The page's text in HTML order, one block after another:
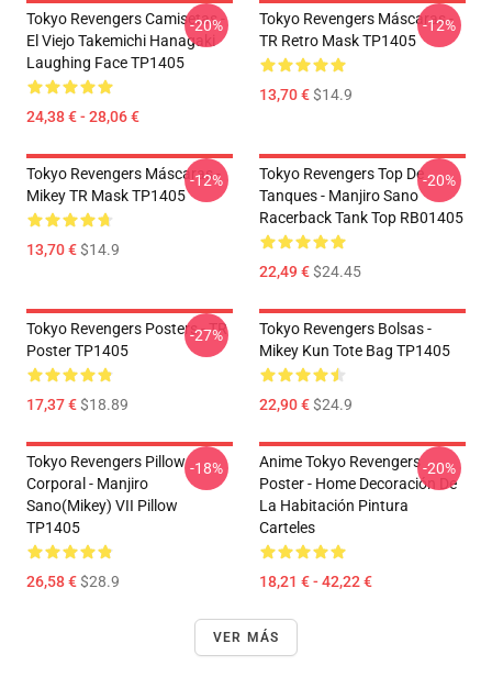
Tokyo Revengers Camisetas -
El Viejo Takemichi Hanagaki
Laughing Face TP1405
24,38 € - 28,06 €
-20%
Tokyo Revengers Máscaras -
TR Retro Mask TP1405
13,70 €$14.9
-12%
Tokyo Revengers Máscaras -
Mikey TR Mask TP1405
13,70 €$14.9
-12%
Tokyo Revengers Top De
Tanques - Manjiro Sano
Racerback Tank Top RB01405
22,49 €$24.45
-20%
Tokyo Revengers Posters - TR
Poster TP1405
17,37 €$18.89
-27%
Tokyo Revengers Bolsas -
Mikey Kun Tote Bag TP1405
22,90 €$24.9
Tokyo Revengers Pillow
Corporal - Manjiro
Sano(Mikey) VII Pillow
TP1405
26,58 €$28.9
-18%
Anime Tokyo Revengers
Poster - Home Decoración De
La Habitación Pintura
Carteles
18,21 € - 42,22 €
-20%
VER MÁS